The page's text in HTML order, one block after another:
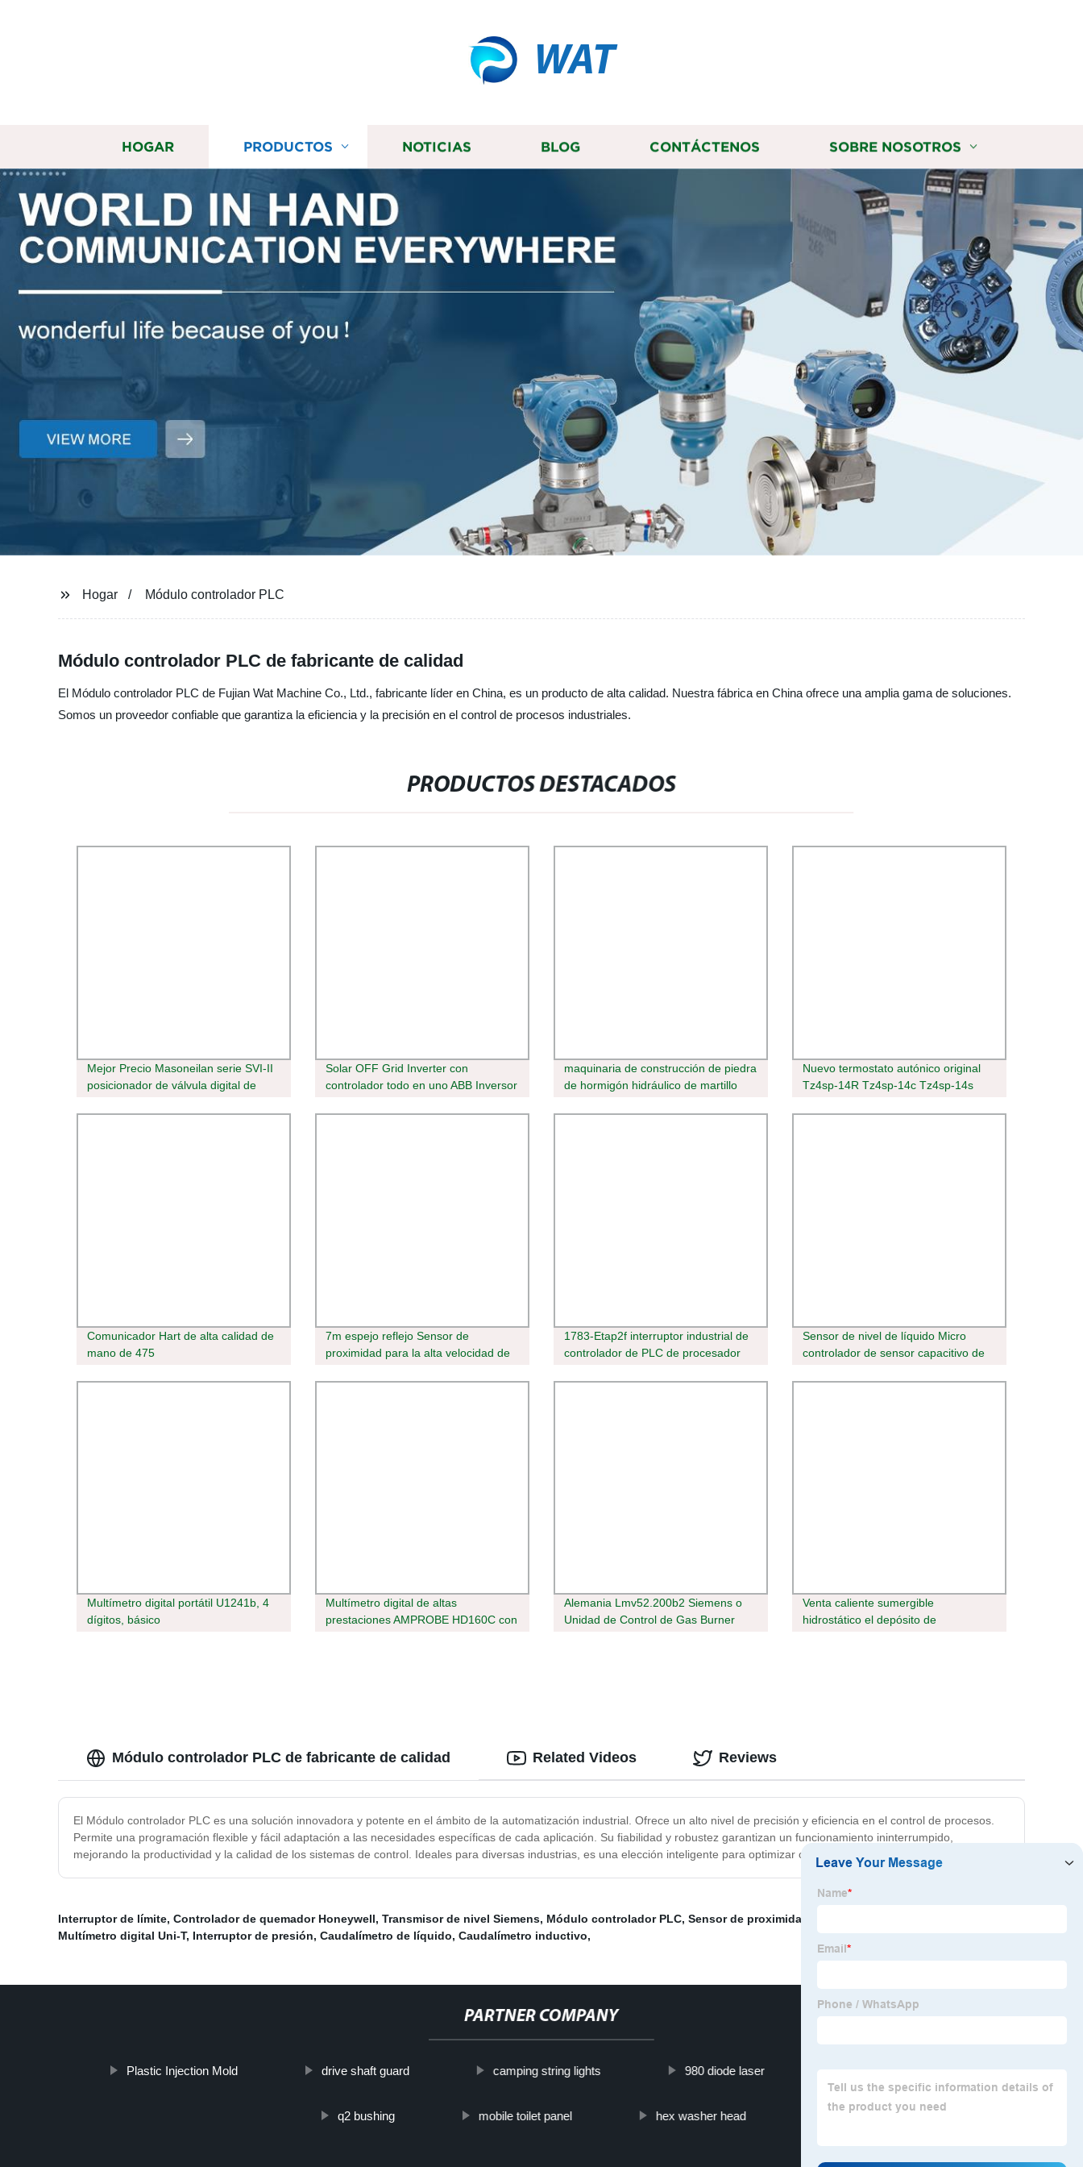
WAT
HOGAR PRODUCTOS NOTICIAS BLOG CONTÁCTENOS SOBRE NOSOTROS
Hogar Módulo controlador PLC
Módulo controlador PLC de fabricante de calidad
El Módulo controlador PLC de Fujian Wat Machine Co., Ltd., fabricante líder en China, es un producto de alta calidad. Nuestra fábrica en China ofrece una amplia gama de soluciones.
Somos un proveedor confiable que garantiza la eficiencia y la precisión en el control de procesos industriales.
PRODUCTOS DESTACADOS
Mejor Precio Masoneilan serie SVI-II
posicionador de válvula digital de
Svi2-22113111 Svi1000/Svi3/Svi2
Solar OFF Grid Inverter con
controlador todo en uno ABB Inversor
maquinaria de construcción de piedra
de hormigón hidráulico de martillo
para 3ton ton ton 12 18 20 30 ton ton
Nuevo termostato autónico original
Tz4sp-14R Tz4sp-14c Tz4sp-14s
Comunicador Hart de alta calidad de
mano de 475
7m espejo reflejo Sensor de
proximidad para la alta velocidad de
1783-Etap2f interruptor industrial de
controlador de PLC de procesador
Sensor de nivel de líquido Micro
controlador de sensor capacitivo de
Multímetro digital portátil U1241b, 4
dígitos, básico
Multímetro digital de altas
prestaciones AMPROBE HD160C con
Alemania Lmv52.200b2 Siemens o
Unidad de Control de Gas Burner
Venta caliente sumergible
hidrostático el depósito de
Módulo controlador PLC de fabricante de calidad
El Módulo controlador PLC es una solución innovadora y potente en el ámbito de la automatización industrial. Ofrece un alto nivel de precisión y eficiencia en el control de procesos.
Permite una programación flexible y fácil adaptación a las necesidades específicas de cada aplicación. Su fiabilidad y robustez garantizan un funcionamiento ininterrumpido,
mejorando la productividad y la calidad de los sistemas de control. Ideales para diversas industrias, es una elección inteligente para optimizar operaciones.
Related Videos Reviews
Interruptor de límite, Controlador de quemador Honeywell, Transmisor de nivel Siemens, Módulo controlador PLC, Sensor de proximidad P+F
Multímetro digital Uni-T, Interruptor de presión, Caudalímetro de líquido, Caudalímetro inductivo,
PARTNER COMPANY
Plastic Injection Mold drive shaft guard camping string lights 980 diode laser
q2 bushing mobile toilet panel hex washer head